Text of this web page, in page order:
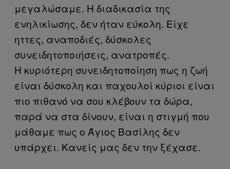
μεγαλώσαμε. Η διαδικασία της
ενηλικίωσης, δεν ήταν εύκολη. Είχε
ηττες, αναποδιές, δύσκολες
συνειδητοποιήσεις, ανατροπές.
Η κυριότερη συνειδητοποίηση πως η ζωή
είναι δύσκολη και παχουλοί κύριοι είναι
πιο πιθανό να σου κλέβουν τα δώρα,
παρά να στα δίνουν, είναι η στιγμή που
μάθαμε πως ο Άγιος Βασίλης δεν
υπάρχει. Κανείς μας δεν την ξέχασε.